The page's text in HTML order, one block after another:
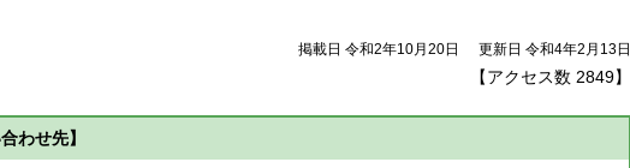
掲載日 令和2年10月20日 更新日 令和4年2月13日
【アクセス数 2849】
わせ先】